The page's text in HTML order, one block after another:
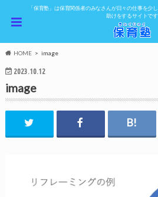
「保育塾」は保育関係者のみなさんが日々の仕事を少
助けをするサイトです
HOME image
2023.10.12
image